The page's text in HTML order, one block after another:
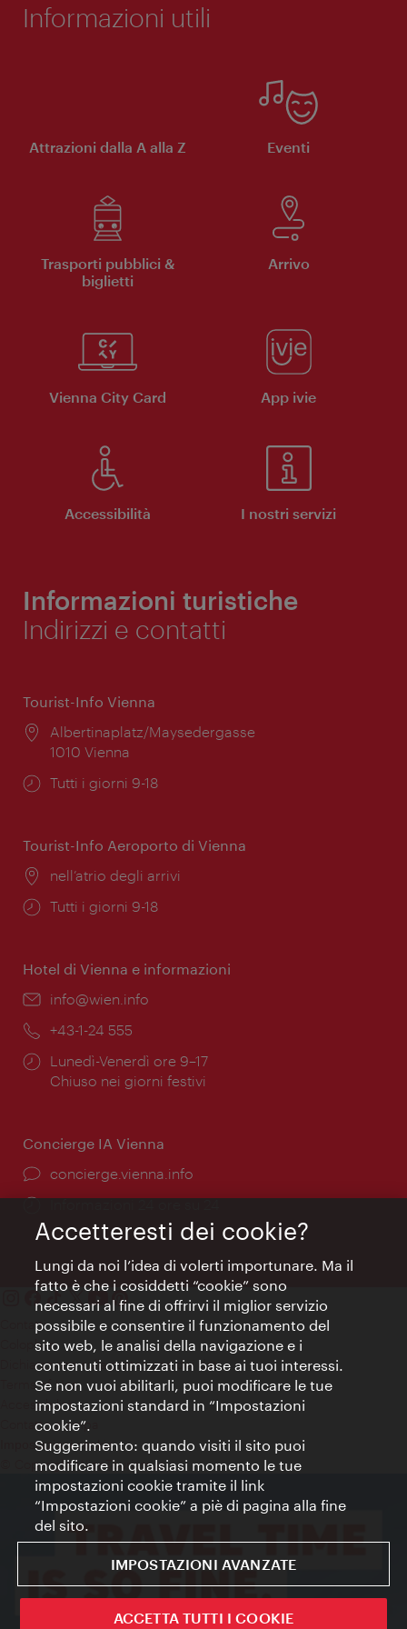
Informazioni utili
Attrazioni dalla A alla Z Eventi
Trasporti pubblici &
biglietti
Arrivo
Vienna City Card App ivie
Accessibilità I nostri servizi
Informazioni turistiche
Indirizzi e contatti
Tourist-Info Vienna
Posizione:
Albertinaplatz/Maysedergasse
1010 Vienna
Orari
Tutti i giorni 9-18
Tourist-Info Aeroporto di Vienna
Posizione:
nell’atrio degli arrivi
Orari
Tutti i giorni 9-18
Hotel di Vienna e informazioni
Email:
info@wien.info
Telefono:
+43-1-24 555
Orari
di
Lunedì-Venerdì ore 9–17
Chiuso nei giorni festivi
Concierge IA Vienna
Ort:
concierge.vienna.info
Öffnungszeiten:
Informazioni 24 ore su 24
Contatti
Colophon
Dichiarazione sulla protezione dei dati
Terms of Use
Accessibilità
Contatto stampa
Impostazioni cookie
© Copyright WienTourismus
Accetteresti dei cookie?
Lungi da noi l’idea di volerti importunare. Ma il
fatto è che i cosiddetti “cookie” sono
necessari al fine di offrirvi il miglior servizio
possibile e consentire il funzionamento del
sito web, le analisi della navigazione e i
contenuti ottimizzati in base ai tuoi interessi.
Se non vuoi abilitarli, puoi modificare le tue
impostazioni standard in “Impostazioni
cookie”.
Suggerimento: quando visiti il sito puoi
modificare in qualsiasi momento le tue
impostazioni cookie tramite il link
“Impostazioni cookie” a piè di pagina alla fine
del sito.
IMPOSTAZIONI AVANZATE
ACCETTA TUTTI I COOKIE